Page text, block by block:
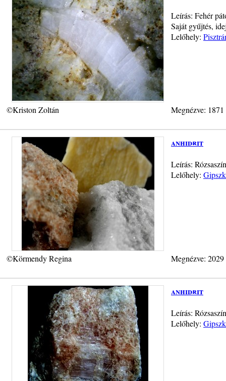
Leírás: Fehér
Saját gyűjtés,
Lelőhely:
©Kriston Zoltán Megnézve:
anhidrit
Leírás:
Lelőhely:
©Körmendy Regina Megnézve:
anhidrit
Leírás:
Lelőhely: